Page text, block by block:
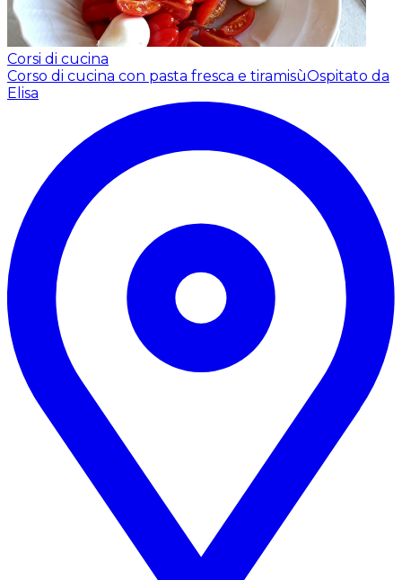
Corsi di cucina
Corso di cucina con pasta fresca e tiramisùOspitato da
Elisa